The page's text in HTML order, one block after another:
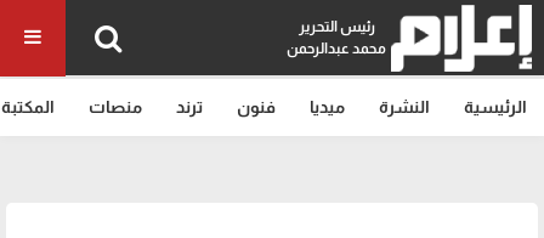
رئيس التحرير
محمد عبدالرحمن
الرئيسية النشرة ميديا فنون ترند منصات المكتبة